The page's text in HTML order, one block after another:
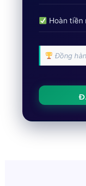
Hoàn tiền
Đồng